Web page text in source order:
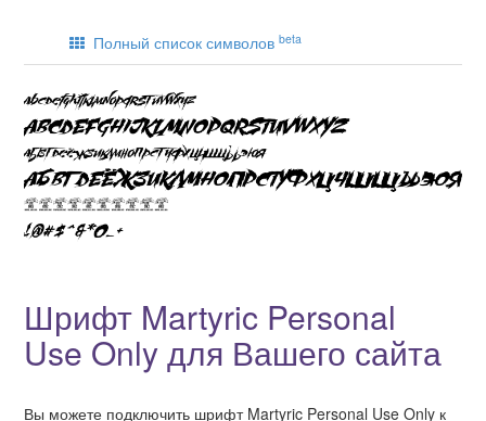
Полный список символов beta
Шрифт Martyric Personal
Use Only для Вашего сайта
Вы можете подключить шрифт Martyric Personal Use Only к